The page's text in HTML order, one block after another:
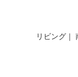
リビング｜